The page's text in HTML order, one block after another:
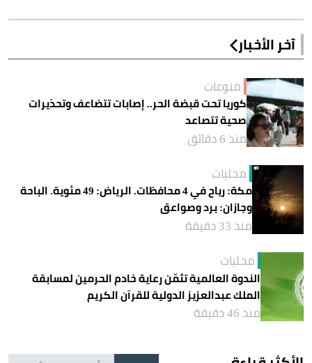
آخر الأخبار
منوعات
كوريا تحت قبضة الحر.. إصابات تتضاعف وتحذيرات
صحية تتصاعد
منذ 6 دقائق
محليات
مكة: رياح في 4 محافظات. الرياض: 49 مئوية. الباحة
وجازان: برد وصواعق
منذ 33 دقيقة
محليات
الندوة العالمية تثمّن رعاية خادم الحرمين لمسابقة
الملك عبدالعزيز الدولية للقرآن الكريم
منذ 46 دقيقة